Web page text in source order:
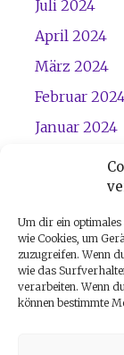
Um dir ein
wie Cookies, um
zuzugreifen. Wenn
wie das
verarbeiten. Wenn
können bestimmte
Juli 2024
April 2024
März 2024
Februar
Januar 2024
Dezember
November